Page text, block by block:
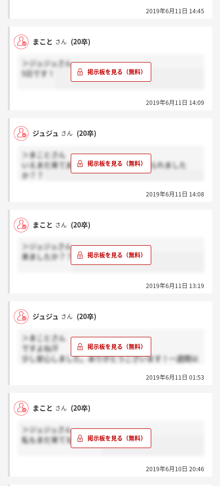
2019年6月11日 14:45
まこと さん (20卒)
＞ジュジュさん
5日です！
2019年6月11日 14:09
ジュジュ さん (20卒)
＞まことさん
いえまだ来てません?いつぐらいに受けられました
か？？
2019年6月11日 14:08
まこと さん (20卒)
＞ジュジュさん
来ましたか？？
2019年6月11日 13:19
ジュジュ さん (20卒)
＞まことさん
ですよね汗
少し安心しました。ありがとうございます！一週間以
2019年6月11日 01:53
まこと さん (20卒)
＞ジュジュさん
私もまだ来てないです。
2019年6月10日 20:46